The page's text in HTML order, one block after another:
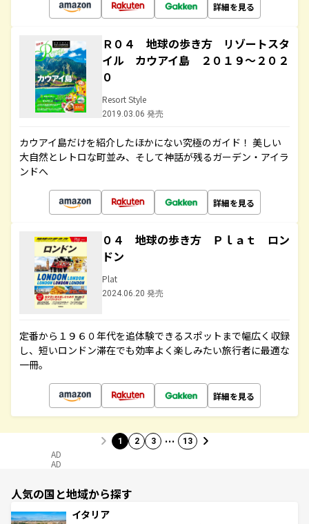
詳細を見る
Ｒ０４ 地球の歩き方 リゾートスタ
イル カウアイ島 ２０１９～２０２
０
Resort Style
2019.03.06 発売
カウアイ島だけを紹介したほかにない究極のガイド！ 美しい
大自然とレトロな町並み、そして神話が残るガーデン・アイラ
ンドへ
詳細を見る
０４ 地球の歩き方 Ｐｌａｔ ロン
ドン
Plat
2024.06.20 発売
定番から１９６０年代を追体験できるスポットまで幅広く収録
し、短いロンドン滞在でも効率よく楽しみたい旅行者に最適な
一冊。
詳細を見る
1 2 3 … 13
AD
AD
人気の国と地域から探す
イタリア